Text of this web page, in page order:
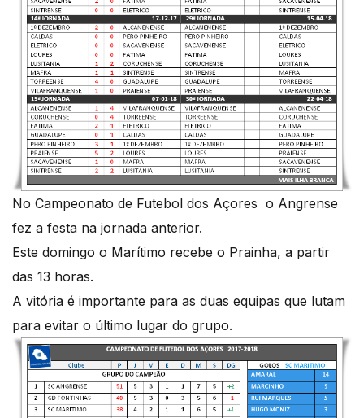
No Campeonato de Futebol dos Açores o Angrense
fez a festa na jornada anterior.
Este domingo o Marítimo recebe o Prainha, a partir
das 13 horas.
A vitória é importante para as duas equipas que lutam
para evitar o último lugar do grupo.